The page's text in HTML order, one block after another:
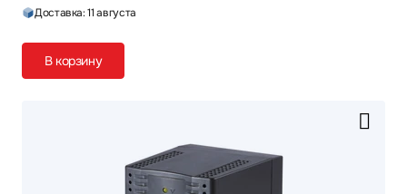
Доставка: 11 августа
В корзину